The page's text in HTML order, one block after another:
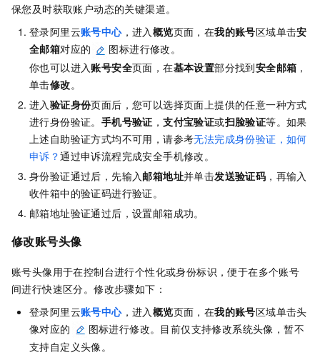
保您及时获取账户动态的关键渠道。
登录阿里云账号中心，进入概览页面，在我的账号区域单击安
全邮箱对应的
图标进行修改。
你也可以进入 账号安全页面，在基本设置部分找到安全邮箱 ，
单击修改。
进入 验证身份页面后，您可以选择页面上提供的任意一种方式
进行身份验证。 手机号验证 ，支付宝验证或扫脸验证等。如果
上述自助验证方式均不可用，请参考无法完成身份验证，如何
申诉？通过申诉流程完成安全手机修改。
身份验证通过后，先输入 邮箱地址并单击发送验证码 ，再输入
收件箱中的验证码进行验证。
邮箱地址验证通过后，设置邮箱成功。
修改账号头像
账号头像用于在控制台进行个性化或身份标识，便于在多个账号
间进行快速区分。修改步骤如下：
登录阿里云账号中心，进入 概览页面，在我的账号区域单击头
像对应的
图标进行修改。目前仅支持修改系统头像，暂不
支持自定义头像。